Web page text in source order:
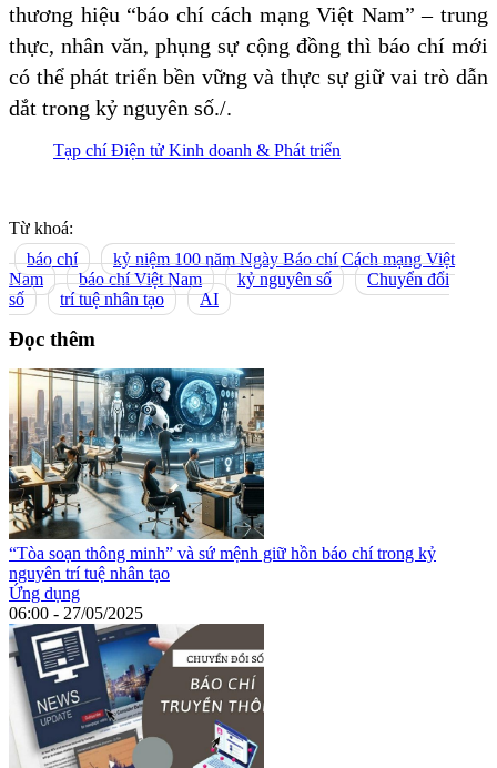
thương hiệu “báo chí cách mạng Việt Nam” – trung
thực, nhân văn, phụng sự cộng đồng thì báo chí mới
có thể phát triển bền vững và thực sự giữ vai trò dẫn
dắt trong kỷ nguyên số./.
Tạp chí Điện tử Kinh doanh & Phát triển
Từ khoá:
báo chí
kỷ niệm 100 năm Ngày Báo chí Cách mạng Việt
Nam
báo chí Việt Nam kỷ nguyên số
Chuyển đổi
số
trí tuệ nhân tạo AI
Đọc thêm
“Tòa soạn thông minh” và sứ mệnh giữ hồn báo chí trong kỷ
nguyên trí tuệ nhân tạo
Ứng dụng
06:00 - 27/05/2025